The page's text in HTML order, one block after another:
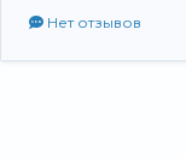
Нет отзывов